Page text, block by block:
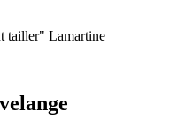
tailler" Lamartine